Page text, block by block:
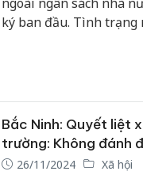
ký ban đầu. Tình trạng
Bắc Ninh: Quyết liệt
trường: Không đánh
26/11/2024 Xã hội